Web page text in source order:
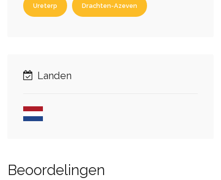
Ureterp Drachten-Azeven
Landen
Beoordelingen